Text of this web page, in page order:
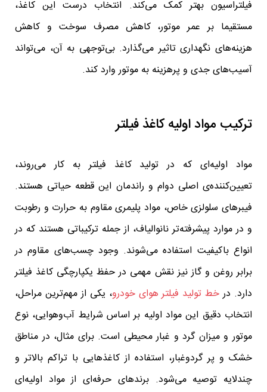
فیلتراسیون بهتر کمک می‌کند. انتخاب درست این کاغذ،
مستقیما بر عمر موتور، کاهش مصرف سوخت و کاهش
هزینه‌های نگهداری تاثیر می‌گذارد. بی‌توجهی به آن، می‌تواند
آسیب‌های جدی و پرهزینه به موتور وارد کند.
ترکیب مواد اولیه کاغذ فیلتر
مواد اولیه‌ای که در تولید کاغذ فیلتر به کار می‌روند،
تعیین‌کننده‌ی اصلی دوام و راندمان این قطعه حیاتی هستند.
فیبرهای سلولزی خاص، مواد پلیمری مقاوم به حرارت و رطوبت
و در موارد پیشرفته‌تر نانوالیاف، از جمله ترکیباتی هستند که در
انواع باکیفیت استفاده می‌شوند. وجود چسب‌های مقاوم در
برابر روغن و گاز نیز نقش مهمی در حفظ یکپارچگی کاغذ فیلتر
دارد. درخط تولید فیلتر هوای خودرو، یکی از مهم‌ترین مراحل،
انتخاب دقیق این مواد اولیه بر اساس شرایط آب‌و‌هوایی، نوع
موتور و میزان گرد و غبار محیطی است. برای مثال، در مناطق
خشک و پر گردوغبار، استفاده از کاغذهایی با تراکم بالاتر و
چندلایه توصیه می‌شود. برندهای حرفه‌ای از مواد اولیه‌ای